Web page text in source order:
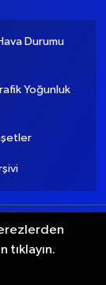
Durumu
Yoğunluk
tıklayın.